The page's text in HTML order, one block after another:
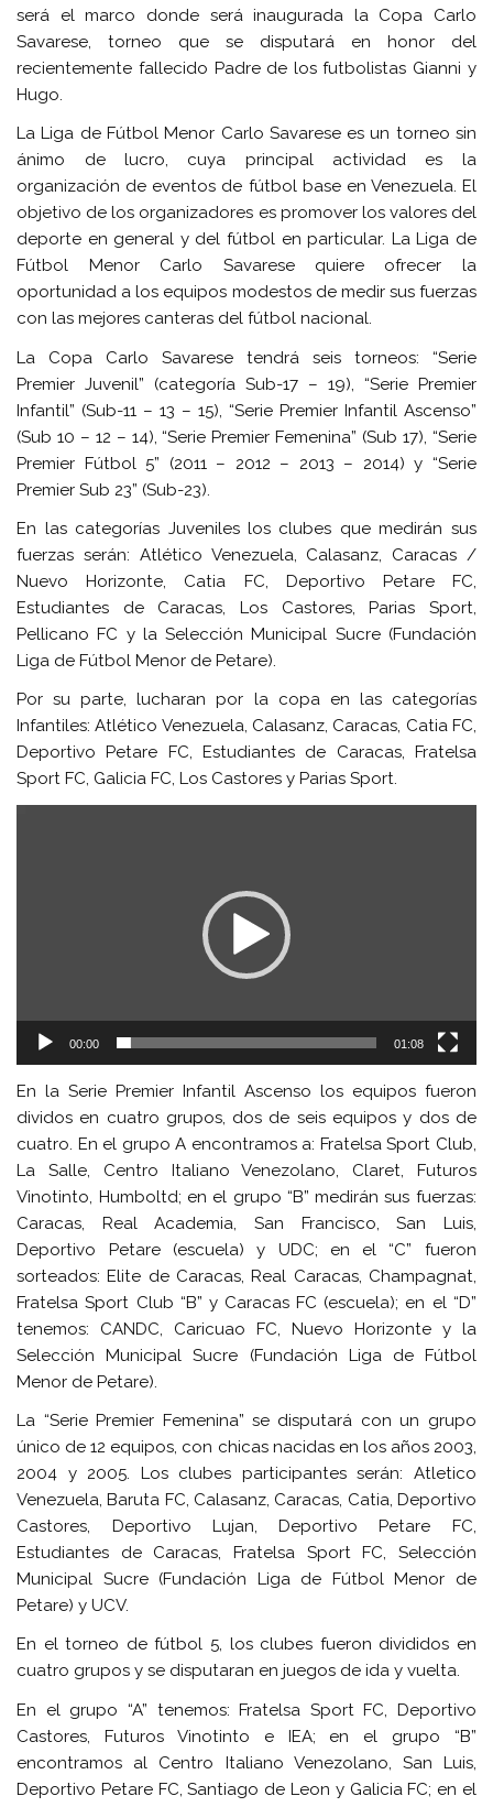
será el marco donde será inaugurada la Copa Carlo
Savarese, torneo que se disputará en honor del
recientemente fallecido Padre de los futbolistas Gianni y
Hugo.
La Liga de Fútbol Menor Carlo Savarese es un torneo sin
ánimo de lucro, cuya principal actividad es la
organización de eventos de fútbol base en Venezuela. El
objetivo de los organizadores es promover los valores del
deporte en general y del fútbol en particular. La Liga de
Fútbol Menor Carlo Savarese quiere ofrecer la
oportunidad a los equipos modestos de medir sus fuerzas
con las mejores canteras del fútbol nacional.
La Copa Carlo Savarese tendrá seis torneos: “Serie
Premier Juvenil” (categoría Sub-17 – 19), “Serie Premier
Infantil” (Sub-11 – 13 – 15), “Serie Premier Infantil Ascenso”
(Sub 10 – 12 – 14), “Serie Premier Femenina” (Sub 17), “Serie
Premier Fútbol 5” (2011 – 2012 – 2013 – 2014) y “Serie
Premier Sub 23” (Sub-23).
En las categorías Juveniles los clubes que medirán sus
fuerzas serán: Atlético Venezuela, Calasanz, Caracas /
Nuevo Horizonte, Catia FC, Deportivo Petare FC,
Estudiantes de Caracas, Los Castores, Parias Sport,
Pellicano FC y la Selección Municipal Sucre (Fundación
Liga de Fútbol Menor de Petare).
Por su parte, lucharan por la copa en las categorías
Infantiles: Atlético Venezuela, Calasanz, Caracas, Catia FC,
Deportivo Petare FC, Estudiantes de Caracas, Fratelsa
Sport FC, Galicia FC, Los Castores y Parias Sport.
00:00 01:08
En la Serie Premier Infantil Ascenso los equipos fueron
dividos en cuatro grupos, dos de seis equipos y dos de
cuatro. En el grupo A encontramos a: Fratelsa Sport Club,
La Salle, Centro Italiano Venezolano, Claret, Futuros
Vinotinto, Humboltd; en el grupo “B” medirán sus fuerzas:
Caracas, Real Academia, San Francisco, San Luis,
Deportivo Petare (escuela) y UDC; en el “C” fueron
sorteados: Elite de Caracas, Real Caracas, Champagnat,
Fratelsa Sport Club “B” y Caracas FC (escuela); en el “D”
tenemos: CANDC, Caricuao FC, Nuevo Horizonte y la
Selección Municipal Sucre (Fundación Liga de Fútbol
Menor de Petare).
La “Serie Premier Femenina” se disputará con un grupo
único de 12 equipos, con chicas nacidas en los años 2003,
2004 y 2005. Los clubes participantes serán: Atletico
Venezuela, Baruta FC, Calasanz, Caracas, Catia, Deportivo
Castores, Deportivo Lujan, Deportivo Petare FC,
Estudiantes de Caracas, Fratelsa Sport FC, Selección
Municipal Sucre (Fundación Liga de Fútbol Menor de
Petare) y UCV.
En el torneo de fútbol 5, los clubes fueron divididos en
cuatro grupos y se disputaran en juegos de ida y vuelta.
En el grupo “A” tenemos: Fratelsa Sport FC, Deportivo
Castores, Futuros Vinotinto e IEA; en el grupo “B”
encontramos al Centro Italiano Venezolano, San Luis,
Deportivo Petare FC, Santiago de Leon y Galicia FC; en el